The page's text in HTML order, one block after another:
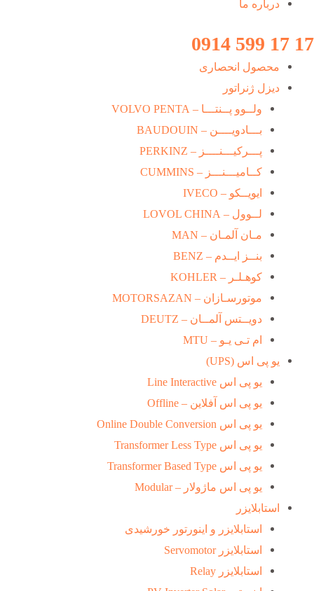
درباره ما
17 17 599 0914
محصول انحصاری
دیزل ژنراتور
ولــوو پــنتـــا – VOLVO PENTA
بـــادویــــن – BAUDOUIN
پـــرکیـــنــــز – PERKINZ
کــامیـــنـــز – CUMMINS
ایویــکو – IVECO
لــوول – LOVOL CHINA
مـان آلمـان – MAN
بنــز ایــدم – BENZ
کوهـلـر – KOHLER
موتورسـازان – MOTORSAZAN
دویــتس آلمــان – DEUTZ
ام تـی یـو – MTU
یو پی اس (UPS)
یو پی اس Line Interactive
یو پی اس آفلاین – Offline
یو پی اس Online Double Conversion
یو پی اس Transformer Less Type
یو پی اس Transformer Based Type
یو پی اس ماژولار – Modular
استابلایزر
استابلایزر و اینورتور خورشیدی
استابلایزر Servomotor
استابلایزر Relay